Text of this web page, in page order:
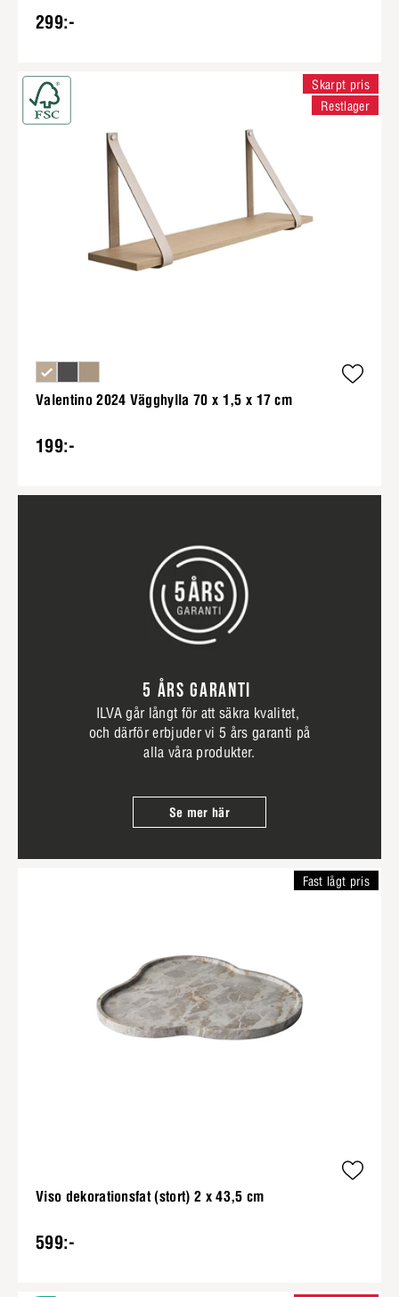
299:-
Valentino 2024 Vägghylla 70 x 1,5 x 17 cm
199:-
Skarpt pris
Restlager
5 ÅRS GARANTI
ILVA går långt för att säkra kvalitet,
och därför erbjuder vi 5 års garanti på
alla våra produkter.
Se mer här
Viso dekorationsfat (stort) 2 x 43,5 cm
599:-
Fast lågt pris